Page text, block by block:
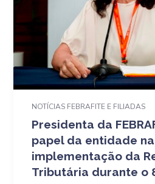
NOTÍCIAS FEBRAFITE E FILIADAS
Presidenta da
papel da entidade na
implementação da
Tributária durante o